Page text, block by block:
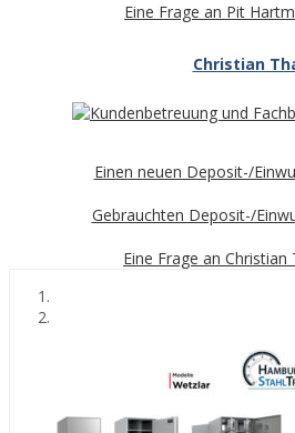
Eine Frage an Pit
Christian
Einen neuen Deposit-/
Gebrauchten Deposit-/
Eine Frage an Christian